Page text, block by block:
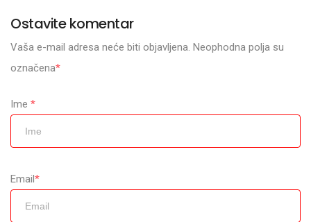
Ostavite komentar
Vaša e-mail adresa neće biti objavljena. Neophodna polja su
označena*
Ime *
Email*